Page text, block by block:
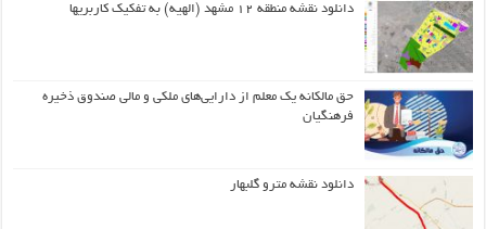
دانلود نقشه منطقه ۱۲ مشهد (الهیه) به تفکیک کاربریها
حق مالکانه یک معلم از دارایی‌های ملکی و مالی صندوق ذخیره
فرهنگیان
دانلود نقشه مترو گلبهار